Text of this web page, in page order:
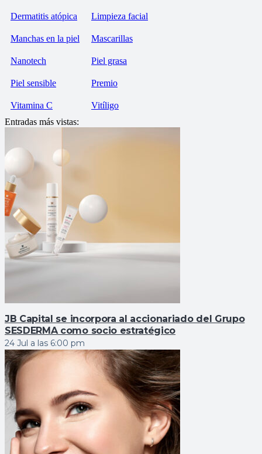
Dermatitis atópica Limpieza facial
Manchas en la piel Mascarillas
Nanotech Piel grasa
Piel sensible Premio
Vitamina C
Vitíligo
Entradas más vistas:
JB Capital se incorpora al accionariado del Grupo
SESDERMA como socio estratégico
24 Jul a las 6:00 pm